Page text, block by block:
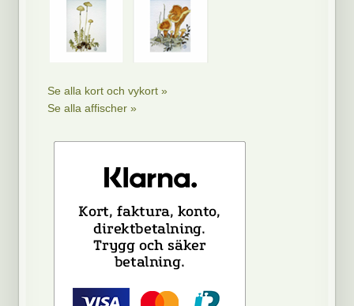
Se alla kort och vykort »
Se alla affischer »